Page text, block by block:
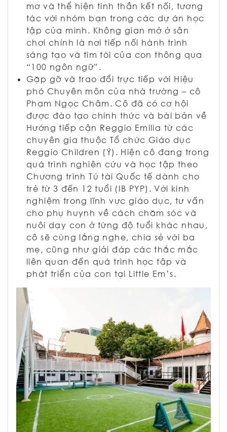
mơ và thể hiện tinh thần kết nối, tương
tác với nhóm bạn trong các dự án học
tập của mình. Không gian mở ở sân
chơi chính là nơi tiếp nối hành trình
sáng tạo và tìm tòi của con thông qua
“100 ngôn ngữ”.
Gặp gỡ và trao đổi trực tiếp với Hiệu
phó Chuyên môn của nhà trường – cô
Phạm Ngọc Châm. Cô đã có cơ hội
được đào tạo chính thức và bài bản về
Hướng tiếp cận Reggio Emilia từ các
chuyên gia thuộc Tổ chức Giáo dục
Reggio Children (Ý). Hiện cô đang trong
quá trình nghiên cứu và học tập theo
Chương trình Tú tài Quốc tế dành cho
trẻ từ 3 đến 12 tuổi (IB PYP). Với kinh
nghiệm trong lĩnh vực giáo dục, tư vấn
cho phụ huynh về cách chăm sóc và
nuôi dạy con ở từng độ tuổi khác nhau,
cô sẽ cùng lắng nghe, chia sẻ với ba
mẹ, cũng như giải đáp các thắc mắc
liên quan đến quá trình học tập và
phát triển của con tại Little Em’s.